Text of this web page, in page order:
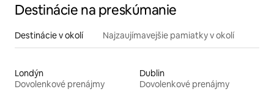
Destinácie na preskúmanie
Destinácie v okolí Najzaujímavejšie pamiatky v okolí
Londýn
Dovolenkové prenájmy
Dublin
Dovolenkové prenájmy